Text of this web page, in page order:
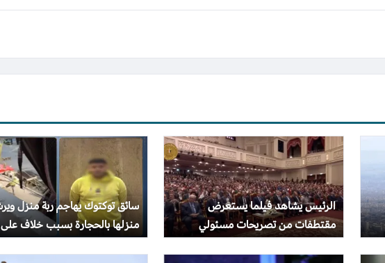
الرئيس يشاهد فيلما يستعرض
مقتطفات من تصريحات مسئولي
شركات الطاقة خلال إيجبس 2026
سائق توكتوك يهاجم ربة منزل
منزلها بالحجارة بسبب خلاف على
الأجرة